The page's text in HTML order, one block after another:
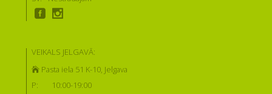
VEIKALS JELGAVĀ:
Pasta iela 51 K-10, Jelgava
P:
10:00-19:00